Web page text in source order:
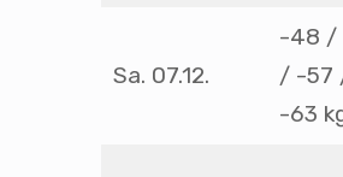
Sa. 07.12.
-48 /
/ -57
-63